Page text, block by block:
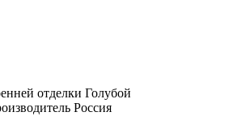
отделки Голубой
Россия